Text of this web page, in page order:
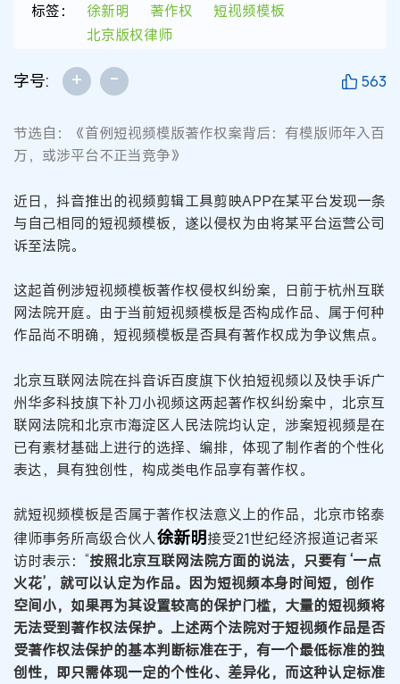
标签： 徐新明 著作权
短视频模板
北京版权律师
字号: + - 563
节选自：《首例短视频模版著作权案背后：有模版师年入百
万，或涉平台不正当竞争》
近日，抖音推出的视频剪辑工具剪映APP在某平台发现一条
与自己相同的短视频模板，遂以侵权为由将某平台运营公司
诉至法院。
这起首例涉短视频模板著作权侵权纠纷案，日前于杭州互联
网法院开庭。由于当前短视频模板是否构成作品、属于何种
作品尚不明确，短视频模板是否具有著作权成为争议焦点。
北京互联网法院在抖音诉百度旗下伙拍短视频以及快手诉广
州华多科技旗下补刀小视频这两起著作权纠纷案中，北京互
联网法院和北京市海淀区人民法院均认定，涉案短视频是在
已有素材基础上进行的选择、编排，体现了制作者的个性化
表达，具有独创性，构成类电作品享有著作权。
就短视频模板是否属于著作权法意义上的作品，北京市铭泰
律师事务所高级合伙人徐新明接受21世纪经济报道记者采
访时表示：“按照北京互联网法院方面的说法，只要有 ‘一点
火花’，就可以认定为作品。因为短视频本身时间短，创作
空间小，如果再为其设置较高的保护门槛，大量的短视频将
无法受到著作权法保护。 上述两个法院对于短视频作品是否
受著作权法保护的基本判断标准在于，有一个最低标准的独
创性，即只需体现一定的个性化、差异化，而这种认定标准